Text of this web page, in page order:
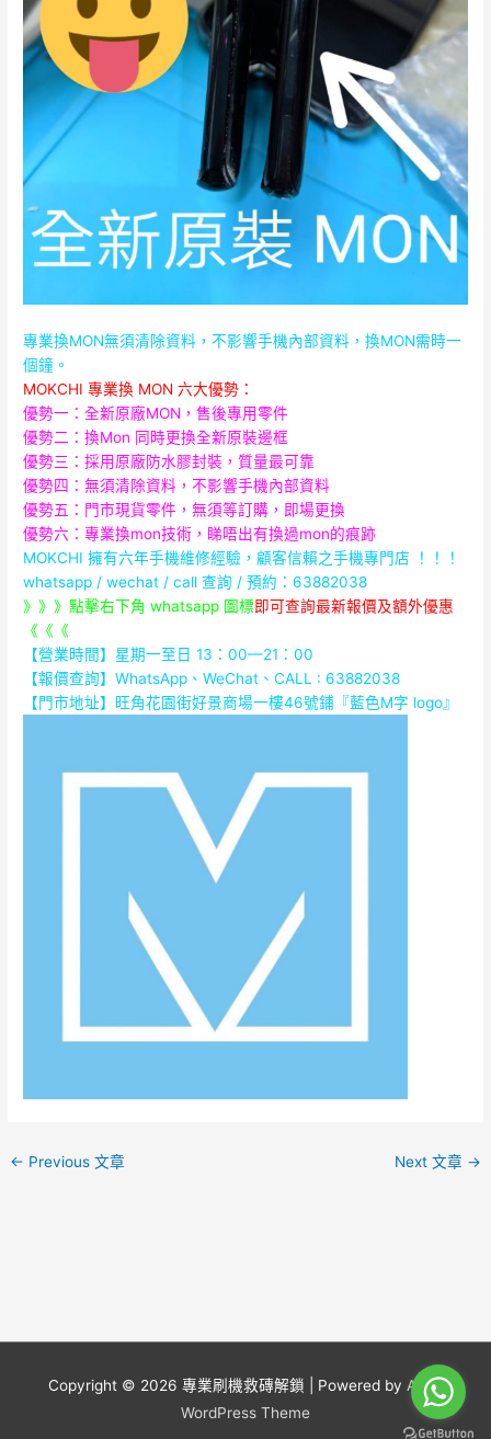
專業換MON無須清除資料，不影響手機內部資料，換MON需時一
個鐘。
MOKCHI 專業換 MON 六大優勢：
優勢一：全新原廠MON，售後專用零件
優勢二：換Mon 同時更換全新原裝邊框
優勢三：採用原廠防水膠封裝，質量最可靠
優勢四：無須清除資料，不影響手機內部資料
優勢五：門市現貨零件，無須等訂購，即場更換
優勢六：專業換mon技術，睇唔出有換過mon的痕跡
MOKCHI 擁有六年手機維修經驗，顧客信賴之手機專門店 ！！！
whatsapp / wechat / call查詢 / 預約：63882038
》》》點擊右下角 whatsapp 圖標即可查詢最新報價及額外優惠
《《《
【營業時間】星期一至日 13：00—21：00
【報價查詢】WhatsApp、WeChat、CALL : 63882038
【門市地址】
旺角花園街好景商場一樓46號鋪『藍色M字 logo』
← Previous 文章 Next 文章 →
Copyright © 2026 專業刷機救磚解鎖 | Powered by Astra
WordPress Theme